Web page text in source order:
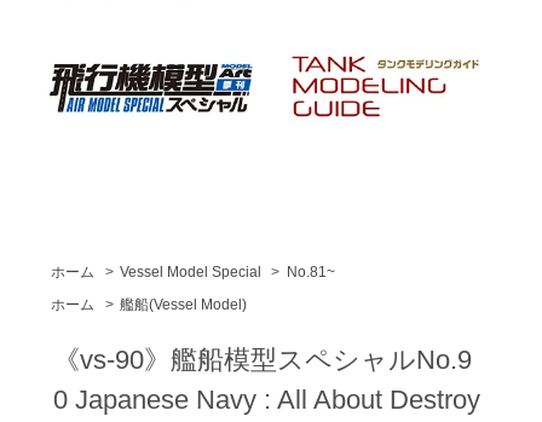
ホーム > Vessel Model Special > No.81~
ホーム
> 艦船(Vessel Model)
《vs-90》艦船模型スペシャルNo.9
0 Japanese Navy : All About Destroy